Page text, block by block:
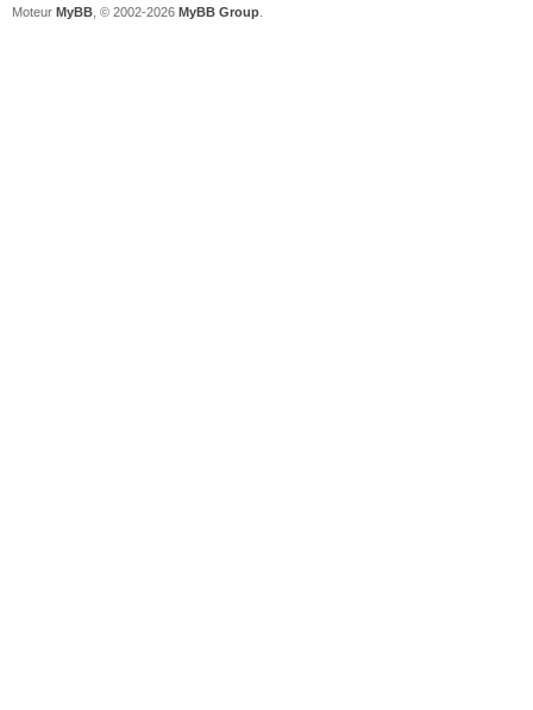
Moteur MyBB , © 2002-2026 MyBB Group